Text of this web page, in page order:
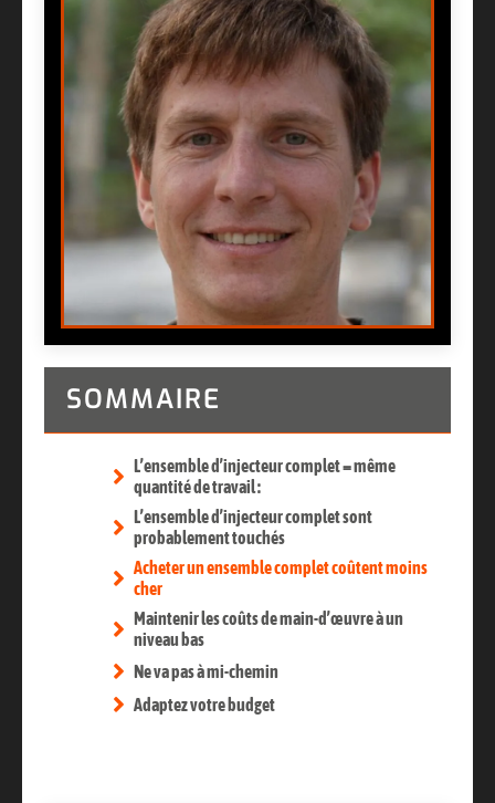
SOMMAIRE
L’ensemble d’injecteur complet = même
quantité de travail :
L’ensemble d’injecteur complet sont
probablement touchés
Acheter un ensemble complet coûtent moins
cher
Maintenir les coûts de main-d’œuvre à un
niveau bas
Ne va pas à mi-chemin
Adaptez votre budget